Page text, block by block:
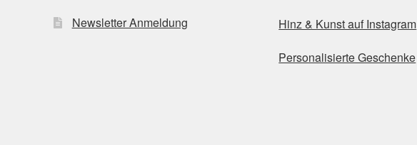
Newsletter Anmeldung Hinz & Kunst auf Instagram
Personalisierte Geschenke